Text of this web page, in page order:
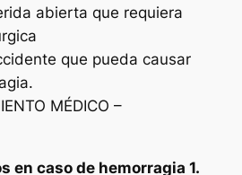
abierta que requiera
que pueda causar
MÉDICO –
en caso de hemorragia 1.